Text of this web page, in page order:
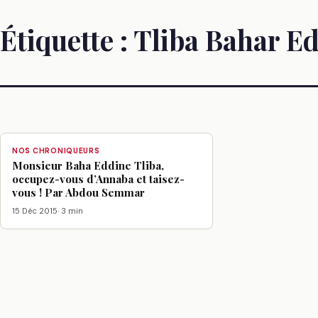
Étiquette : Tliba Bahar
NOS CHRONIQUEURS
Monsieur Baha Eddine Tliba,
occupez-vous d’Annaba et taisez-
vous ! Par Abdou Semmar
15 Déc 2015· 3 min